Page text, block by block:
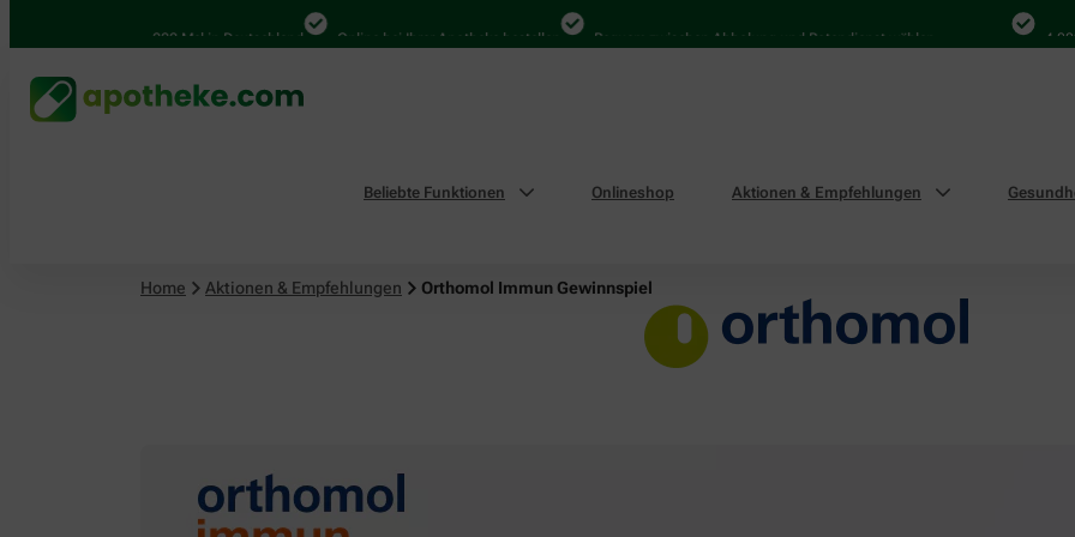
4.000 Mal in Deutschland Online bei Ihrer Apotheke bestellen Bequem zwischen Abholung und Botendienst wählen 4.000 Mal
Beliebte Funktionen Onlineshop Aktionen & Empfehlungen
Home Aktionen & Empfehlungen Orthomol Immun Gewinnspiel